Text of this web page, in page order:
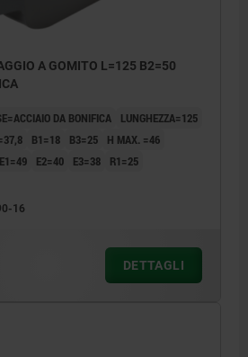
A GOMITO L=125 B2=50
DA BONIFICA
LUNGHEZZA=125
B1=18 B3=25
H MAX. =46
E1=49 E2=40 E3=38
R1=25
16
DETTAGLI